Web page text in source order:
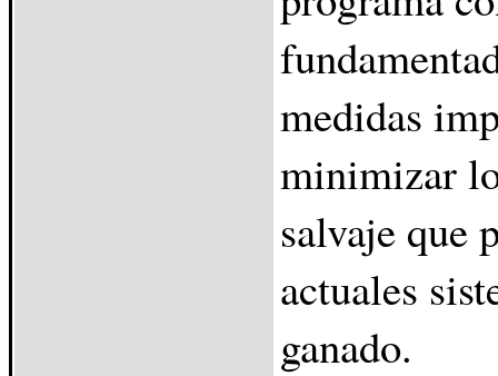
medidas
minimizar
salvaje que
actuales
ganado.